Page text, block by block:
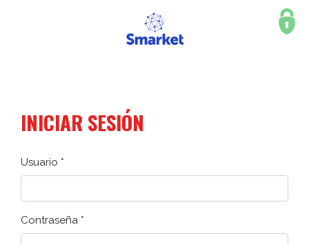
INICIAR SESIÓN
Usuario *
Contraseña *